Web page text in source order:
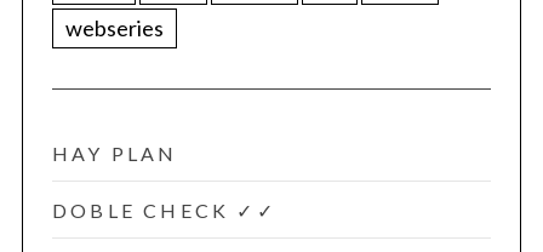
webseries
HAY PLAN
DOBLE CHECK ✓✓